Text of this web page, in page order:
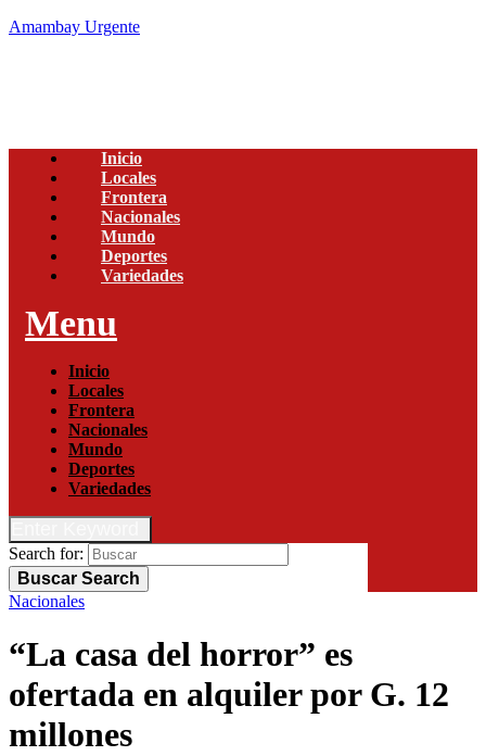
Amambay Urgente
Inicio
Locales
Frontera
Nacionales
Mundo
Deportes
Variedades
Menu
Inicio
Locales
Frontera
Nacionales
Mundo
Deportes
Variedades
Search for:
Buscar Search
Nacionales
“La casa del horror” es
ofertada en alquiler por G. 12
millones